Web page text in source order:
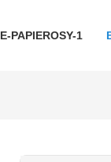
E-PAPIEROSY-1